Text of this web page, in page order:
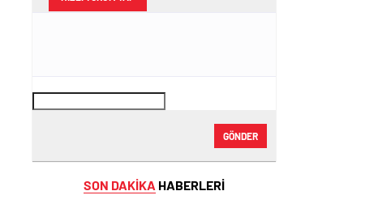
GÖNDER
SON DAKİKA HABERLERİ